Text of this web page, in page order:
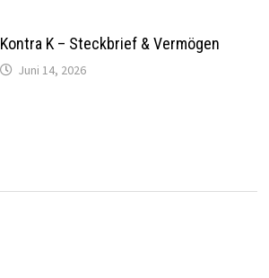
Kontra K – Steckbrief & Vermögen
Juni 14, 2026